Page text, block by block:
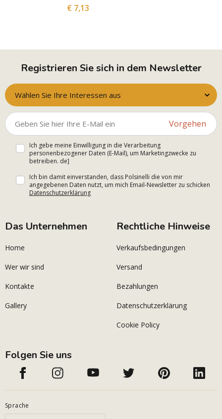
€ 7,13
Registrieren Sie sich in dem Newsletter
Wählen Sie Ihre Interessen aus
Vorgehen
Ich gebe meine Einwilligung in die Verarbeitung
personenbezogener Daten (E-Mail), um Marketingzwecke zu
betreiben. de]
Ich bin damit einverstanden, dass Polsinelli die von mir
angegebenen Daten nutzt, um mich Email-Newsletter zu schicken
Datenschutzerklärung
Das Unternehmen
Home
Wer wir sind
Kontakte
Gallery
Rechtliche Hinweise
Verkaufsbedingungen
Versand
Bezahlungen
Datenschutzerklärung
Cookie Policy
Folgen Sie uns
Sprache